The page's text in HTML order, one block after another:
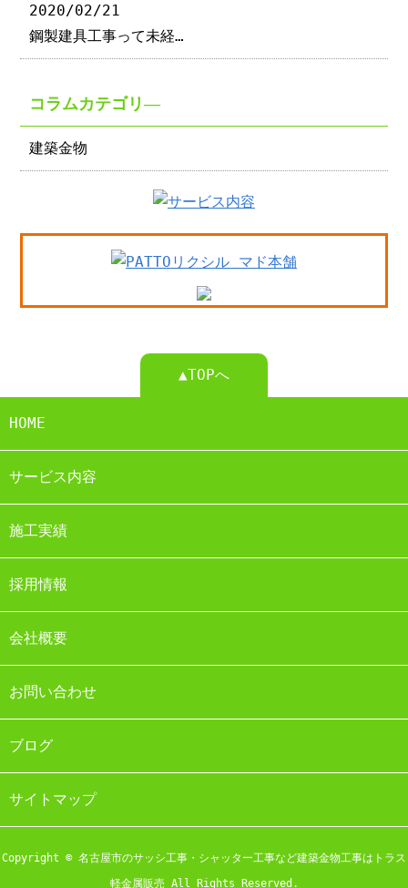
2020/02/21
鋼製建具工事って未経…
コラムカテゴリ―
建築金物
▲TOPへ
HOME
サービス内容
施工実績
採用情報
会社概要
お問い合わせ
ブログ
サイトマップ
Copyright © 名古屋市のサッシ工事・シャッター工事など建築金物工事はトラス
軽金属販売 All Rights Reserved.